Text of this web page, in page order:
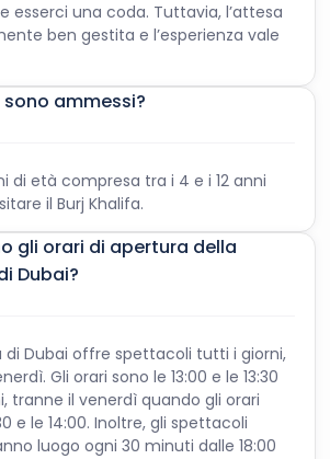
esserci una coda. Tuttavia, l’attesa
ben gestita e l’esperienza vale
ammessi?
di età compresa tra i 4 e i 12 anni
il Burj Khalifa.
gli orari di apertura della
Dubai?
di Dubai offre spettacoli tutti i giorni,
Gli orari sono le 13:00 e le 13:30
tranne il venerdì quando gli orari
e le 14:00. Inoltre, gli spettacoli
luogo ogni 30 minuti dalle 18:00